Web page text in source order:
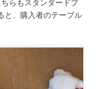
と、購入者のテーブル